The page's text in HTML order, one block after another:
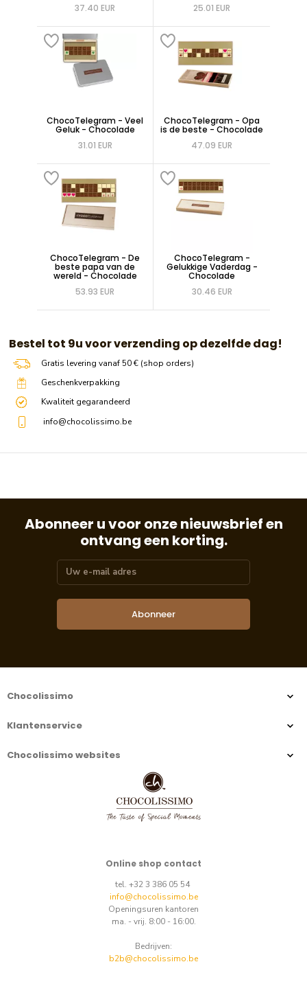
37.40 EUR
25.01 EUR
ChocoTelegram - Veel
Geluk - Chocolade
31.01 EUR
ChocoTelegram - Opa
is de beste - Chocolade
47.09 EUR
ChocoTelegram - De
beste papa van de
wereld - Chocolade
53.93 EUR
ChocoTelegram -
Gelukkige Vaderdag -
Chocolade
30.46 EUR
​​ Bestel tot 9u voor verzending op dezelfde dag!
Gratis levering vanaf 50 € (shop orders)
Geschenkverpakking
Kwaliteit gegarandeerd
info@chocolissimo.be
Abonneer u voor onze nieuwsbrief en
ontvang een korting.
Abonneer
Chocolissimo
Klantenservice
Chocolissimo websites
Online shop contact
tel. +32 3 386 05 54
info@chocolissimo.be
Openingsuren kantoren
ma. - vrij. 8:00 - 16:00.
Bedrijven:
b2b@chocolissimo.be